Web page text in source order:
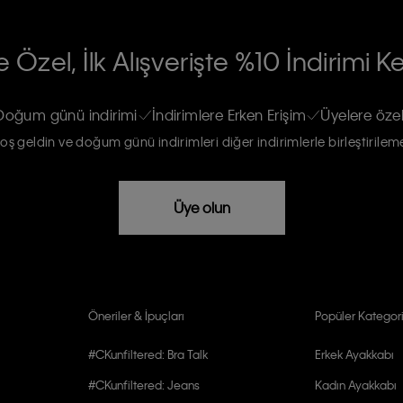
ve güncel ürün,
Özel, İlk Alışverişte %10 İndirimi
günü indirimi İndirimlere Erken Erişim Üyelere
geldin ve doğum günü indirimleri diğer indirimlerle
Üye olun
Öneriler & İpuçları
#CKunfiltered: Bra Talk
#CKunfiltered: Jeans
Popüler
Erkek Ayakkabı
Kadın Ayakkabı